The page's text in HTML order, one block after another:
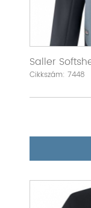
Saller
Cikkszám: 7448